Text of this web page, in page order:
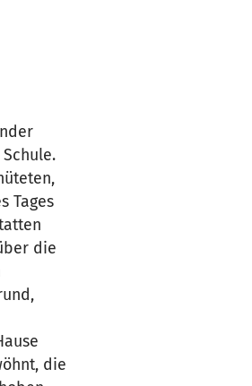
Tages
die
die